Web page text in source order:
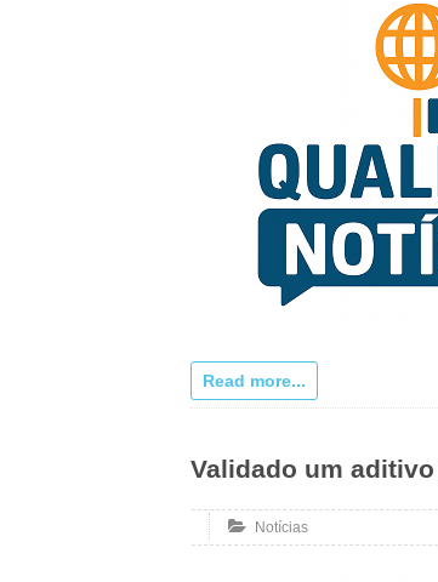
Read more...
Validado um
Notícias